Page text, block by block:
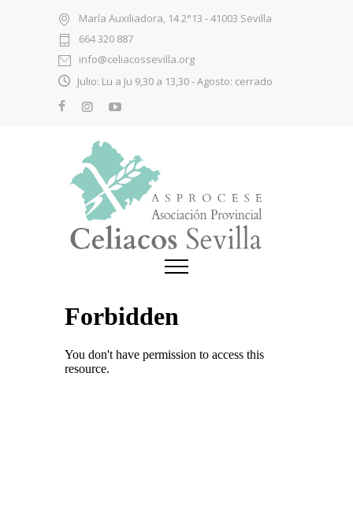
María Auxiliadora, 14 2°13 - 41003 Sevilla
664 320 887
info@celiacossevilla.org
Julio: Lu a Ju 9,30 a 13,30 - Agosto: cerrado